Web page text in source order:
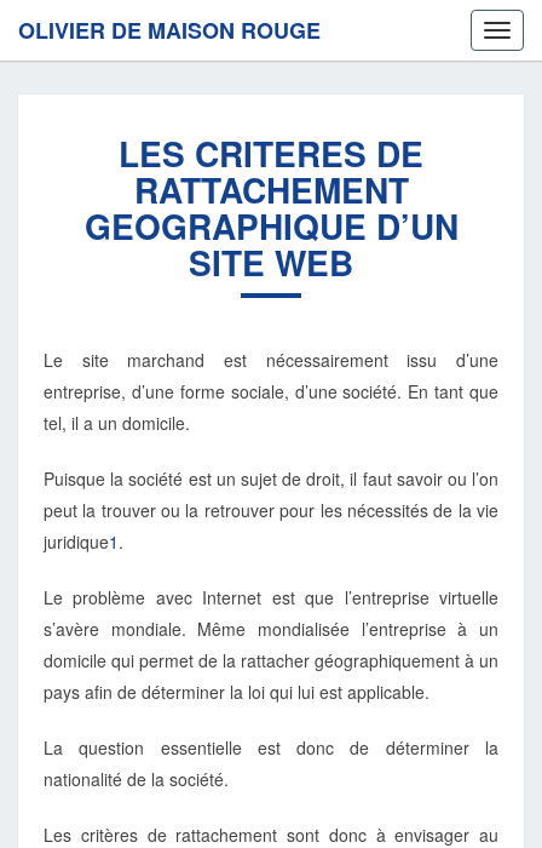
OLIVIER DE MAISON ROUGE
CRITERES
DE
RATTACHEMENT
GEOGRAPHIQUE
D’UN
SITE
WEB
LES CRITERES DE
RATTACHEMENT
GEOGRAPHIQUE D’UN
SITE WEB
Le site marchand est nécessairement issu d’une
entreprise, d’une forme sociale, d’une société. En tant que
tel, il a un domicile.
Puisque la société est un sujet de droit, il faut savoir ou l’on
peut la trouver ou la retrouver pour les nécessités de la vie
juridique1 .
Le problème avec Internet est que l’entreprise virtuelle
s’avère mondiale. Même mondialisée l’entreprise à un
domicile qui permet de la rattacher géographiquement à un
pays afin de déterminer la loi qui lui est applicable.
La question essentielle est donc de déterminer la
nationalité de la société.
Les critères de rattachement sont donc à envisager au